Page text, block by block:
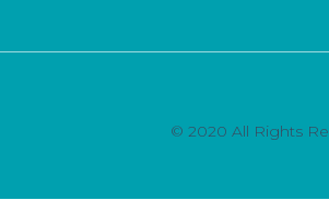
© 2020 All Rights